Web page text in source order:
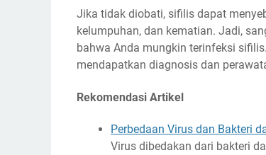
Jika tidak diobati, sifilis dapat
kelumpuhan, dan kematian. Jadi,
bahwa Anda mungkin terinfeksi
mendapatkan diagnosis dan
Rekomendasi Artikel
Perbedaan Virus dan Bakteri
Virus dibedakan dari bakteri